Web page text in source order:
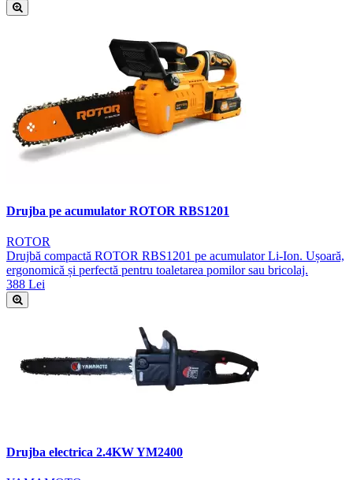
Drujba pe acumulator ROTOR RBS1201
ROTOR
Drujbă compactă ROTOR RBS1201 pe acumulator Li-Ion. Ușoară,
ergonomică și perfectă pentru toaletarea pomilor sau bricolaj.
388 Lei
Drujba electrica 2.4KW YM2400